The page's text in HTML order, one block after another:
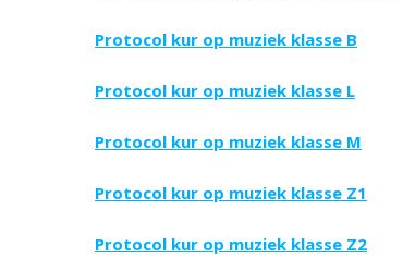
Protocol kur op muziek klasse B
Protocol kur op muziek klasse L
Protocol kur op muziek klasse M
Protocol kur op muziek klasse Z1
Protocol kur op muziek klasse Z2